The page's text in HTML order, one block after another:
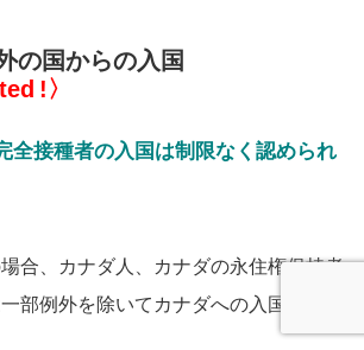
の国からの入国
!〉
全接種者の入国は制限なく認められ
合、カナダ人、カナダの永住権保持者
部例外を除いてカナダへの入国が禁止